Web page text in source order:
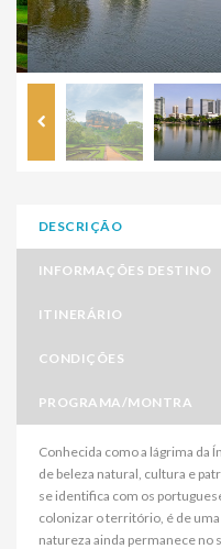
DESCRIÇÃO
INFORMAÇÕES DESTINO
ITINERÁRIO
CONDIÇÕES
PROGRAMA/MONTRA
Conhecida como a lágrima da
de beleza natural, cultura e
se identifica com os
colonizar o território, é de
natureza ainda permanece no